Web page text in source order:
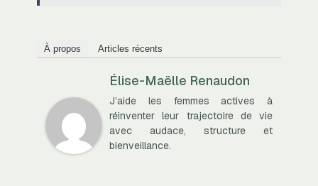
À propos Articles récents
Élise-Maëlle Renaudon
J’aide les femmes actives à
réinventer leur trajectoire de vie
avec audace, structure et
bienveillance.